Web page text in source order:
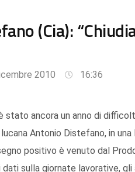
(Cia):
2010 16:36
stato ancora un anno di
Antonio Distefano, in
segno positivo è venuto dal
dati sulla giornate lavorative,